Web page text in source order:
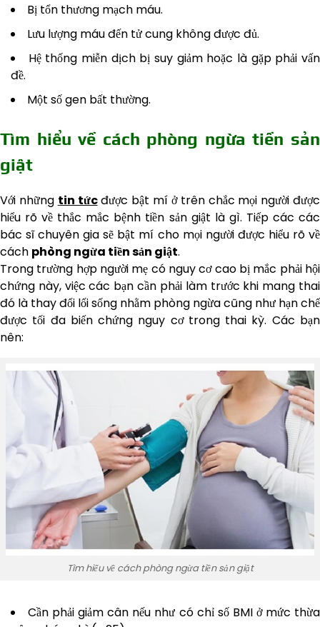
Bị tổn thương mạch máu.
Lưu lượng máu đến tử cung không được đủ.
Hệ thống miễn dịch bị suy giảm hoặc là gặp phải vấn
đề.
Một số gen bất thường.
Tìm hiểu về cách phòng ngừa tiền sản
giật
Với những tin tứcđược bật mí ở trên chắc mọi người được
hiểu rõ về thắc mắc bệnh tiền sản giật là gì. Tiếp các các
bác sĩ chuyên gia sẽ bật mí cho mọi người được hiểu rõ về
cách phòng ngừa tiền sản giật.
Trong trường hợp người mẹ có nguy cơ cao bị mắc phải hội
chứng này, việc các bạn cần phải làm trước khi mang thai
đó là thay đổi lối sống nhằm phòng ngừa cũng như hạn chế
được tối đa biến chứng nguy cơ trong thai kỳ. Các bạn
nên:
Tìm hiểu về cách phòng ngừa tiền sản giật
Cần phải giảm cân nếu như có chỉ số BMI ở mức thừa